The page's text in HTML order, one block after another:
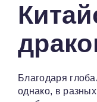
Благодаря
однако, в